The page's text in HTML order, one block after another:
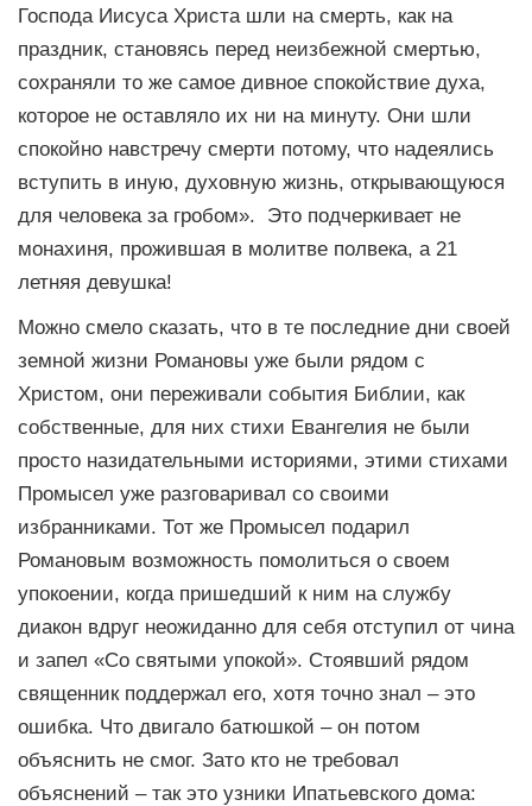
Господа Иисуса Христа шли на смерть, как на
праздник, становясь перед неизбежной смертью,
сохраняли то же самое дивное спокойствие духа,
которое не оставляло их ни на минуту. Они шли
спокойно навстречу смерти потому, что надеялись
вступить в иную, духовную жизнь, открывающуюся
для человека за гробом». Это подчеркивает не
монахиня, прожившая в молитве полвека, а 21
летняя девушка!
Можно смело сказать, что в те последние дни своей
земной жизни Романовы уже были рядом с
Христом, они переживали события Библии, как
собственные, для них стихи Евангелия не были
просто назидательными историями, этими стихами
Промысел уже разговаривал со своими
избранниками. Тот же Промысел подарил
Романовым возможность помолиться о своем
упокоении, когда пришедший к ним на службу
диакон вдруг неожиданно для себя отступил от чина
и запел «Со святыми упокой». Стоявший рядом
священник поддержал его, хотя точно знал – это
ошибка. Что двигало батюшкой – он потом
объяснить не смог. Зато кто не требовал
объяснений – так это узники Ипатьевского дома: